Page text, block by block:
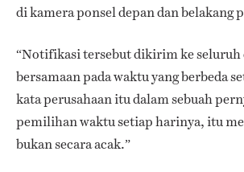
di kamera ponsel depan dan belakang
“Notifikasi tersebut dikirim ke seluruh
bersamaan pada waktu yang berbeda
kata perusahaan itu dalam sebuah
pemilihan waktu setiap harinya, itu
bukan secara acak.”